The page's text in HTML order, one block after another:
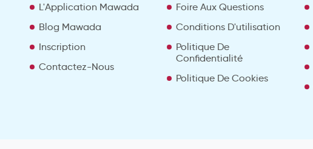
L'Application Mawada
Blog Mawada
Inscription
Contactez-Nous
Foire Aux Questions
Conditions D'utilisation
Politique De
Confidentialité
Politique De Cookies